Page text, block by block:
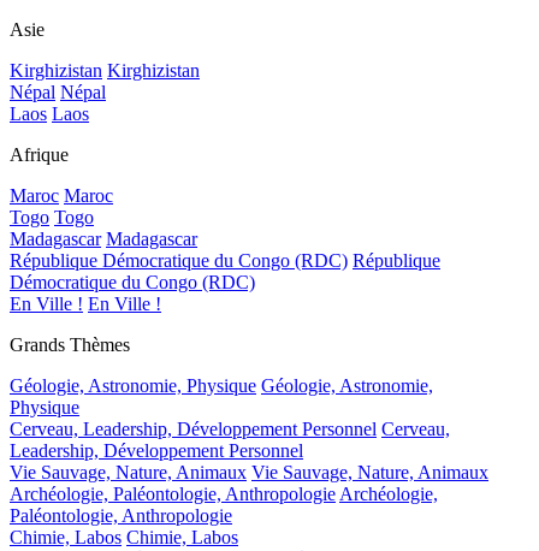
Asie
Kirghizistan Kirghizistan
Népal Népal
Laos Laos
Afrique
Maroc Maroc
Togo Togo
Madagascar Madagascar
République Démocratique du Congo (RDC) République
Démocratique du Congo (RDC)
En Ville ! En Ville !
Grands Thèmes
Géologie, Astronomie, Physique Géologie, Astronomie,
Physique
Cerveau, Leadership, Développement Personnel Cerveau,
Leadership, Développement Personnel
Vie Sauvage, Nature, Animaux Vie Sauvage, Nature, Animaux
Archéologie, Paléontologie, Anthropologie Archéologie,
Paléontologie, Anthropologie
Chimie, Labos Chimie, Labos